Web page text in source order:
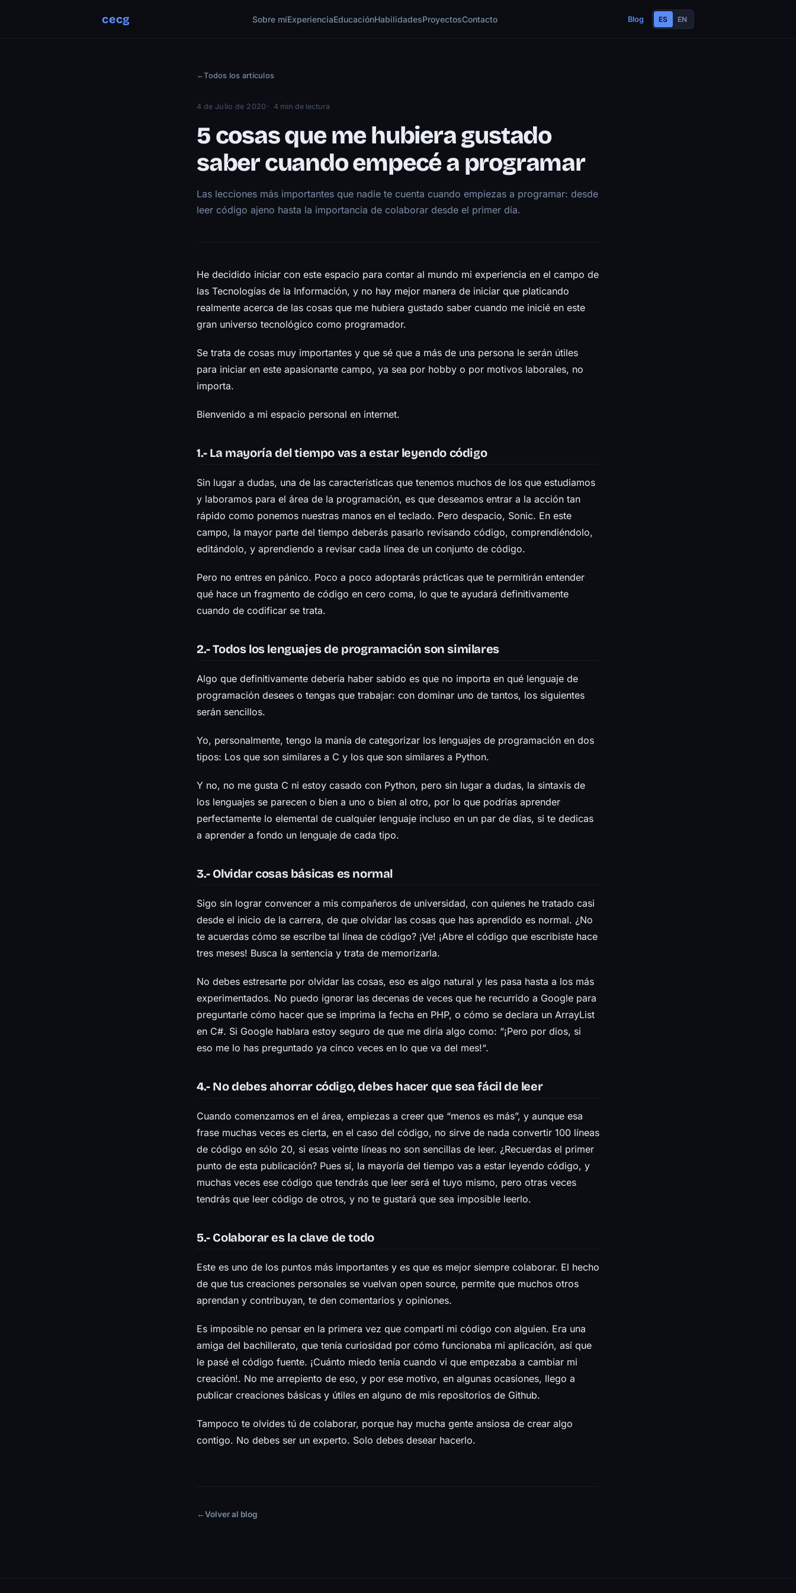
cecg Sobre míExperienciaEducaciónHabilidadesProyectosContacto Blog ES EN
←Todos los artículos
4 de Julio de 2020 4 min de lectura
5 cosas que me hubiera gustado
saber cuando empecé a programar
Las lecciones más importantes que nadie te cuenta cuando empiezas a programar: desde
leer código ajeno hasta la importancia de colaborar desde el primer día.
He decidido iniciar con este espacio para contar al mundo mi experiencia en el campo de
las Tecnologías de la Información, y no hay mejor manera de iniciar que platicando
realmente acerca de las cosas que me hubiera gustado saber cuando me inicié en este
gran universo tecnológico como programador.
Se trata de cosas muy importantes y que sé que a más de una persona le serán útiles
para iniciar en este apasionante campo, ya sea por hobby o por motivos laborales, no
importa.
Bienvenido a mi espacio personal en internet.
1.- La mayoría del tiempo vas a estar leyendo código
Sin lugar a dudas, una de las características que tenemos muchos de los que estudiamos
y laboramos para el área de la programación, es que deseamos entrar a la acción tan
rápido como ponemos nuestras manos en el teclado. Pero despacio, Sonic. En este
campo, la mayor parte del tiempo deberás pasarlo revisando código, comprendiéndolo,
editándolo, y aprendiendo a revisar cada línea de un conjunto de código.
Pero no entres en pánico. Poco a poco adoptarás prácticas que te permitirán entender
qué hace un fragmento de código en cero coma, lo que te ayudará definitivamente
cuando de codificar se trata.
2.- Todos los lenguajes de programación son similares
Algo que definitivamente debería haber sabido es que no importa en qué lenguaje de
programación desees o tengas que trabajar: con dominar uno de tantos, los siguientes
serán sencillos.
Yo, personalmente, tengo la manía de categorizar los lenguajes de programación en dos
tipos: Los que son similares a C y los que son similares a Python.
Y no, no me gusta C ni estoy casado con Python, pero sin lugar a dudas, la sintaxis de
los lenguajes se parecen o bien a uno o bien al otro, por lo que podrías aprender
perfectamente lo elemental de cualquier lenguaje incluso en un par de días, si te dedicas
a aprender a fondo un lenguaje de cada tipo.
3.- Olvidar cosas básicas es normal
Sigo sin lograr convencer a mis compañeros de universidad, con quienes he tratado casi
desde el inicio de la carrera, de que olvidar las cosas que has aprendido es normal. ¿No
te acuerdas cómo se escribe tal línea de código? ¡Ve! ¡Abre el código que escribiste hace
tres meses! Busca la sentencia y trata de memorizarla.
No debes estresarte por olvidar las cosas, eso es algo natural y les pasa hasta a los más
experimentados. No puedo ignorar las decenas de veces que he recurrido a Google para
preguntarle cómo hacer que se imprima la fecha en PHP, o cómo se declara un ArrayList
en C#. Si Google hablara estoy seguro de que me diría algo como: “¡Pero por dios, si
eso me lo has preguntado ya cinco veces en lo que va del mes!“.
4.- No debes ahorrar código, debes hacer que sea fácil de leer
Cuando comenzamos en el área, empiezas a creer que “menos es más”, y aunque esa
frase muchas veces es cierta, en el caso del código, no sirve de nada convertir 100 líneas
de código en sólo 20, si esas veinte líneas no son sencillas de leer. ¿Recuerdas el primer
punto de esta publicación? Pues sí, la mayoría del tiempo vas a estar leyendo código, y
muchas veces ese código que tendrás que leer será el tuyo mismo, pero otras veces
tendrás que leer código de otros, y no te gustará que sea imposible leerlo.
5.- Colaborar es la clave de todo
Este es uno de los puntos más importantes y es que es mejor siempre colaborar. El hecho
de que tus creaciones personales se vuelvan open source, permite que muchos otros
aprendan y contribuyan, te den comentarios y opiniones.
Es imposible no pensar en la primera vez que compartí mi código con alguien. Era una
amiga del bachillerato, que tenía curiosidad por cómo funcionaba mi aplicación, así que
le pasé el código fuente. ¡Cuánto miedo tenía cuando vi que empezaba a cambiar mi
creación!. No me arrepiento de eso, y por ese motivo, en algunas ocasiones, llego a
publicar creaciones básicas y útiles en alguno de mis repositorios de Github.
Tampoco te olvides tú de colaborar, porque hay mucha gente ansiosa de crear algo
contigo. No debes ser un experto. Solo debes desear hacerlo.
←Volver al blog